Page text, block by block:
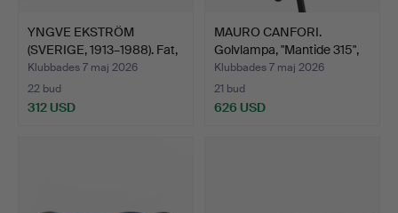
YNGVE EKSTRÖM
(SVERIGE, 1913–1988). Fat,
i…
Klubbades 7 maj 2026
22 bud
312 USD
MAURO CANFORI.
Golvlampa, "Mantide 315",
O…
Klubbades 7 maj 2026
21 bud
626 USD